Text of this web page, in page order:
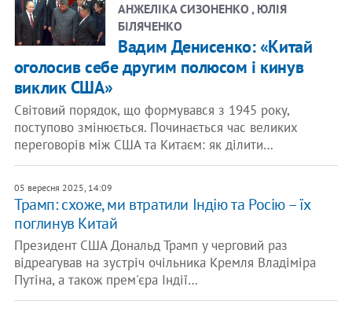
АНЖЕЛІКА СИЗОНЕНКО , ЮЛІЯ
БІЛЯЧЕНКО
Вадим Денисенко: «Китай
оголосив себе другим полюсом і кинув
виклик США»
Світовий порядок, що формувався з 1945 року,
поступово змінюється. Починається час великих
переговорів між США та Китаєм: як ділити…
05 вересня 2025, 14:09
Трамп: схоже, ми втратили Індію та Росію – їх
поглинув Китай
Президент США Дональд Трамп у черговий раз
відреагував на зустріч очільника Кремля Владіміра
Путіна, а також прем'єра Індії…